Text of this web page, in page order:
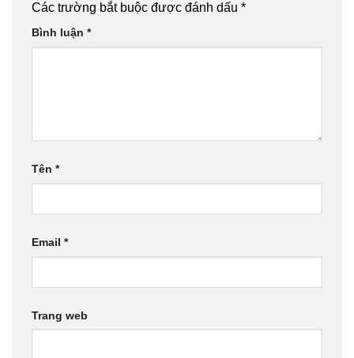
Các trường bắt buộc được đánh dấu *
Bình luận *
Tên *
Email *
Trang web